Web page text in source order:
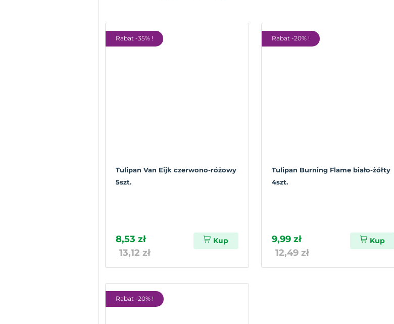
Rabat -35% !
Tulipan Van Eijk czerwono-różowy
5szt.
8,53 zł
13,12 zł
Kup
Rabat -20% !
Tulipan Burning Flame biało-żółty
4szt.
9,99 zł
12,49 zł
Kup
Rabat -20% !